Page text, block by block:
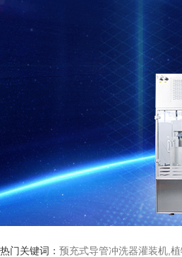
热门关键词： 预充式导管冲洗器灌装机,